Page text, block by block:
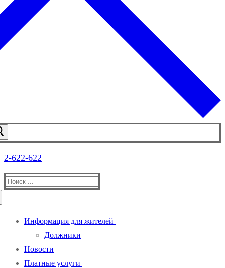
2-622-622
Найти:
Информация для жителей
Должники
Новости
Платные услуги